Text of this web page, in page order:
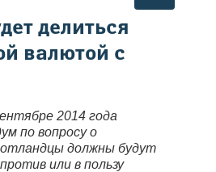
делиться
валютой с
2014 года
по вопросу о
должны будут
или в пользу